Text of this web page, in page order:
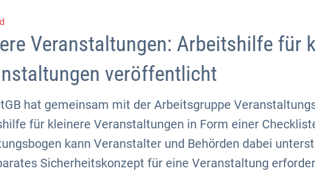
Veranstaltungen: Arbeitshilfe für
veröffentlicht
hat gemeinsam mit der Arbeitsgruppe
für kleinere Veranstaltungen in Form einer
kann Veranstalter und Behörden dabei
Sicherheitskonzept für eine Veranstaltung